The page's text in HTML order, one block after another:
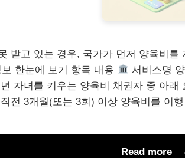
받고 있는 경우, 국가가 먼저 양육비를
한눈에 보기 항목 내용
서비스명
자녀를 키우는 양육비 채권자 중 아래
전 3개월(또는 3회) 이상 양육비를 이
Read more